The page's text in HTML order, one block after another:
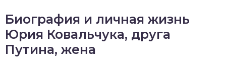
Биография и личная жизнь
Юрия Ковальчука, друга
Путина, жена